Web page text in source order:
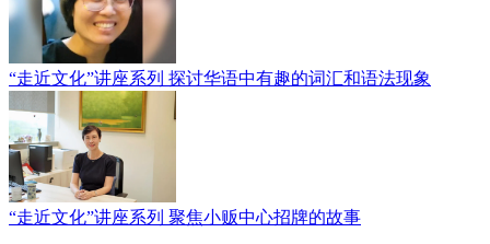
“走近文化”讲座系列 探讨华语中有趣的词汇和语法现象
“走近文化”讲座系列 聚焦小贩中心招牌的故事